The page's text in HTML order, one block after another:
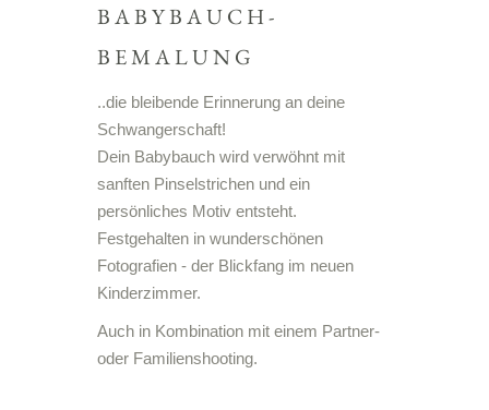
BABYBAUCH-
BEMALUNG
..die bleibende Erinnerung an deine
Schwangerschaft!
Dein Babybauch wird verwöhnt mit
sanften Pinselstrichen und ein
persönliches Motiv entsteht.
Festgehalten in wunderschönen
Fotografien - der Blickfang im neuen
Kinderzimmer.
Auch in Kombination mit einem Partner-
oder Familienshooting.